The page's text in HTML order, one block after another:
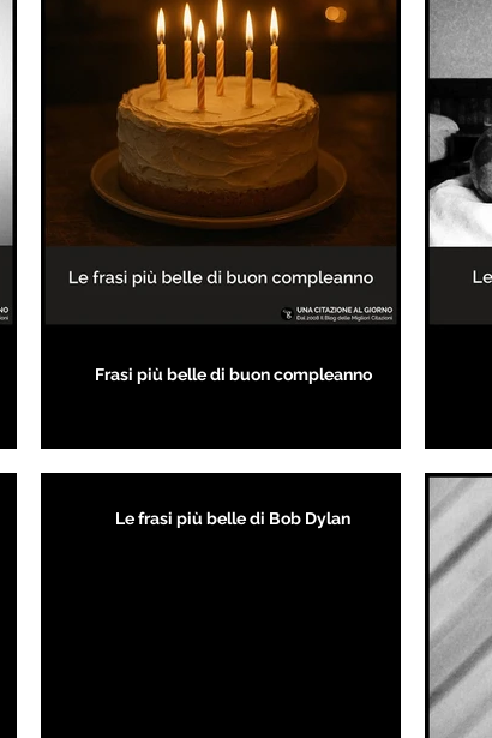
Frasi più belle di buon compleanno
Le frasi più belle di Bob Dylan